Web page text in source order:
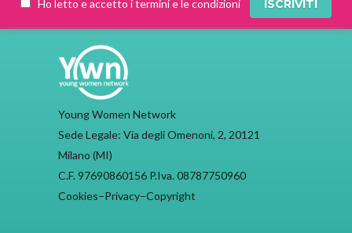
Ho letto e accetto i termini e le condizioni
Young Women Network
Sede Legale: Via degli Omenoni, 2, 20121
Milano (MI)
C.F. 97690860156 P.Iva. 08787750960
Cookies–Privacy–Copyright